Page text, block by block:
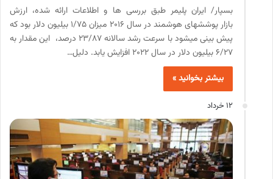
بسپار/ ایران پلیمر طبق بررسی­ ها و اطلاعات ارائه شده، ارزش
بازار پوشش­های هوشمند در سال 2016 میزان 1/75 بیلیون دلار بود که
پیش­ بینی میشود با سرعت رشد سالانه 23/87 درصد، این مقدار به
6/27 بیلیون دلار در سال 2022 افزایش یابد. دلیل…
بیشتر بخوانید »
12 خرداد